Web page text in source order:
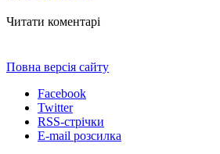
Читати коментарі
Повна версія сайту
Facebook
Twitter
RSS-стрічки
E-mail розсилка